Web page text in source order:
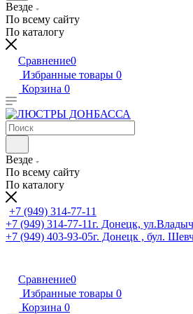
Везде
По всему сайту
По каталогу
Сравнение0
Избранные товары 0
Корзина 0
Везде
По всему сайту
По каталогу
+7 (949) 314-77-11
+7 (949) 314-77-11г. Донецк,
+7 (949) 403-93-05г. Донецк , бул.
Сравнение0
Избранные товары 0
Корзина 0